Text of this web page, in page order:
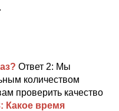
Ответ 2: Мы
количеством
проверить качество
Какое время